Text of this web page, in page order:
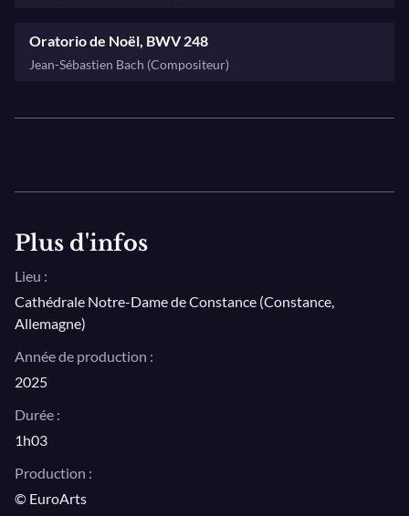
Oratorio de Noël, BWV 248
Jean-Sébastien Bach (Compositeur)
Plus d'infos
Lieu :
Cathédrale Notre-Dame de Constance (Constance,
Allemagne)
Année de production :
2025
Durée :
1h03
Production :
© EuroArts